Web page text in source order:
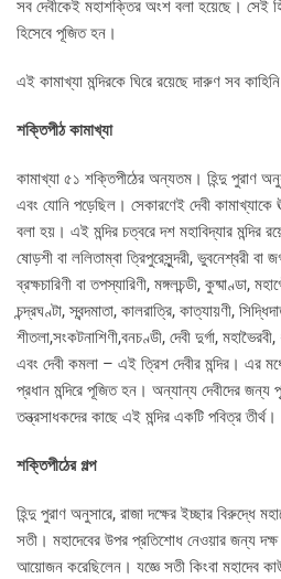
সব দেবীকেই মহাশক্তির অংশ বলা হয়েছে। সেই
হিসেবে পূজিত হন।
এই কামাখ্যা মন্দিরকে ঘিরে রয়েছে দারুণ সব
শক্তিপীঠ কামাখ্যা
কামাখ্যা ৫১ শক্তিপীঠের অন্যতম। হিন্দু পুরাণ
এবং যোনি পড়েছিল। সেকারণেই দেবী কামাখ্যাকে
বলা হয়। এই মন্দির চত্বরে দশ মহাবিদ্যার মন্দির
ষোড়শী বা ললিতাম্বা ত্রিপুরেসুন্দরী, ভুবনেশ্বরী বা
ব্রক্ষচারিণী বা তপস্যারিণী, মঙ্গলচন্ডী, কুষ্মাণ্ডা,
চন্দ্রঘণ্টা, স্বন্দমাতা, কালরাত্রি, কাত্যায়ণী,
শীতলা,সংকটনাশিণী,বনচণ্ডী, দেবী দুর্গা,
এবং দেবী কমলা – এই ত্রিশ দেবীর মন্দির। এর
প্রধান মন্দিরে পূজিত হন। অন্যান্য দেবীদের জন্য
তন্ত্রসাধকদের কাছে এই মন্দির একটি পবিত্র তীর্থ।
শক্তিপীঠের গল্প
হিন্দু পুরাণ অনুসারে, রাজা দক্ষের ইচ্ছার বিরুদ্ধে
সতী। মহাদেবের উপর প্রতিশোধ নেওয়ার জন্য দক্ষ
আয়োজন করেছিলেন। যজ্ঞে সতী কিংবা মহাদেব